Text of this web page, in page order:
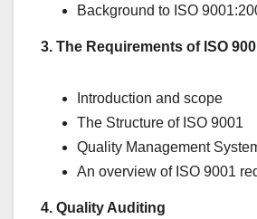
Background to ISO
3. The Requirements of ISO
Introduction and scope
The Structure of ISO 9001
Quality Management
An overview of ISO 9001
4. Quality Auditing